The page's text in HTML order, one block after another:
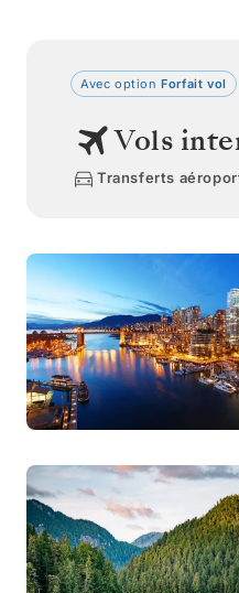
Avec option Forfait vol
Vols
Transferts